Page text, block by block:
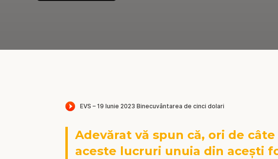
Adevărat vă spun că, ori de
aceste lucruri unuia din acești